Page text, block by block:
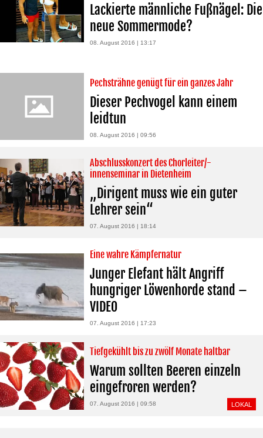
Lackierte männliche Fußnägel: Die
neue Sommermode?
08. August 2016 | 13:17
Pechsträhne genügt für ein ganzes Jahr
Dieser Pechvogel kann einem
leidtun
08. August 2016 | 09:56
Abschlusskonzert des Chorleiter/-
innenseminar in Dietenheim
„Dirigent muss wie ein guter
Lehrer sein“
07. August 2016 | 18:14
Eine wahre Kämpfernatur
Junger Elefant hält Angriff
hungriger Löwenhorde stand –
VIDEO
07. August 2016 | 17:23
Tiefgekühlt bis zu zwölf Monate haltbar
Warum sollten Beeren einzeln
eingefroren werden?
07. August 2016 | 09:58 LOKAL